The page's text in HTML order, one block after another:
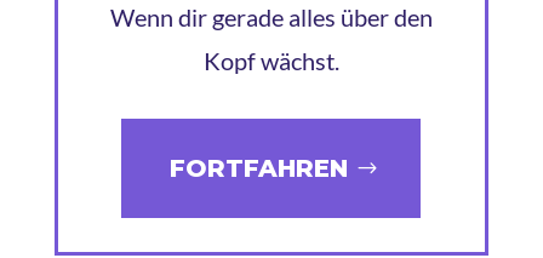
Wenn dir gerade alles über den
Kopf wächst.
FORTFAHREN